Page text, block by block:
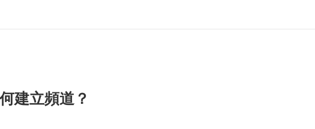
建立頻道？